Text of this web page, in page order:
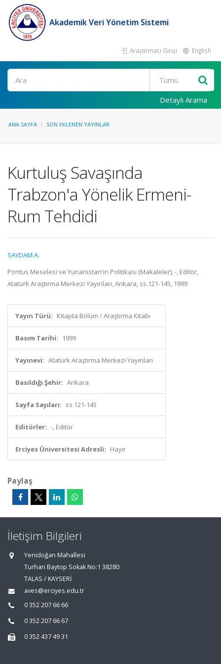
Akademik Veri Yönetim Sistemi
Araştırmacı Girişi English
Ara
Detaylı Arama
ANA SAYFA SON EKLENEN YAYINLAR
Kurtuluş Savaşında
Trabzon'a Yönelik Ermeni-
Rum Tehdidi
SAYDAM A.
Pontus Meselesi ve Yunanistan'ın Politikası (Makaleler), -, Editör,
Atatürk Araştırma Merkezi Yayınları, Ankara, ss.121-145, 1999
Yayın Türü: Kitapta Bölüm / Araştırma Kitabı
Basım Tarihi: 1999
Yayınevi: Atatürk Araştırma Merkezi Yayınları
Basıldığı Şehir: Ankara
Sayfa Sayıları: ss.121-145
Editörler: -, Editör
Erciyes Üniversitesi Adresli: Hayır
Paylaş
İletişim Bilgileri
Yenidoğan Mahallesi
Turhan Baytop Sokak No:1 38280
TALAS / KAYSERİ
aves@erciyes.edu.tr
0 352 207 66 66
0 352 207 66 67
0 352 437 49 31